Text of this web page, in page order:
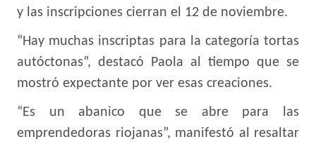
y las inscripciones cierran el 12 de noviembre.
“Hay muchas inscriptas para la categoría tortas
autóctonas”, destacó Paola al tiempo que se
mostró expectante por ver esas creaciones.
“Es un abanico que se abre para las
emprendedoras riojanas”, manifestó al resaltar